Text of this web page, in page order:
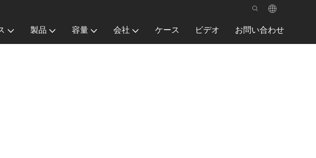
製品 容量 会社 ケース ビデオ お問い合わせ